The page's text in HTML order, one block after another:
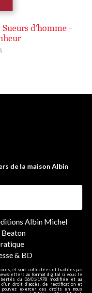
d'homme -
de la maison Albin
Albin Michel
Beaton
& BD
et sont collectées et traitées par
au format digital si vous le
du 06/01/1978 modifiée et au
d'un droit d'accès, de rectification et
pouvez exercer ces droits en nous